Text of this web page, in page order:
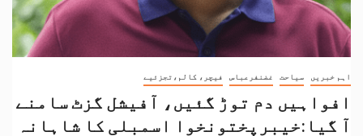
اہم خبریں سیاحت غضنفرعباس فیچر، کالم،تجزئیے
افواہیں دم توڑ گئیں، آفیشل گزٹ سامنے
آ گیا:خیبرپختونخوا اسمبلی کا شاہانہ